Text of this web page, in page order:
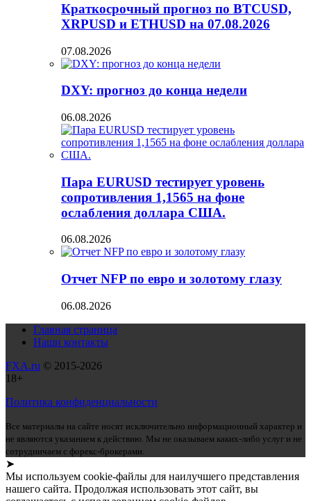
Краткосрочный прогноз по BTCUSD,
XRPUSD и ETHUSD на 07.08.2026
07.08.2026
DXY: прогноз до конца недели
06.08.2026
Пара EURUSD тестирует уровень
сопротивления 1,1565 на фоне
ослабления доллара США.
06.08.2026
Отчет NFP по евро и золотому глазу
06.08.2026
Главная страница
Наши контакты
FXA.ru © 2015-2026
18+
Политика конфиденциальности
Все материалы на сайте носят исключительно информационный характер и
не являются указанием к действию. Мы не оказываем каких-либо услуг и не
сотрудничаем с форекс-брокерами.
➤
Мы используем cookie-файлы для наилучшего представления
нашего сайта. Продолжая использовать этот сайт, вы